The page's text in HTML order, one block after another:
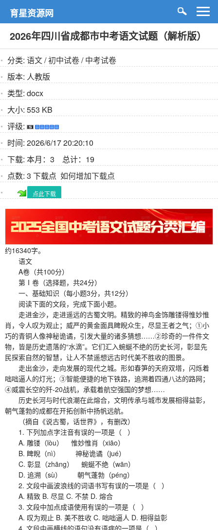
育星资源网
2026年四川省成都市中考语文试题（解析版）
分类: 语文/初中试卷/中考试卷
版本: 人教版
类型: docx
大小: 553 KB
评级:
时间: 2026/6/17 20:20:10
下载: 本月：3 总计：19
点数: 3 下载点 如何增加下载点
点此下载
约16340字。
语文
A卷（共100分）
第Ⅰ卷（选择题，共24分）
一、基础知识（每小题3分，共12分）
阅读下面的文段，完成下面小题。
走进金沙，走进遥远的古蜀文明。精致的神鸟金饰雕镂得惟妙惟
肖，令人叹为观止；威严的黄金面具睥睨众生，尽显王者之气；①小
巧的青铜人像神秘诡谲，引发大量的诸多猜想……②珍奇的一件件文
物，皆是历史遗落的“水滴”。它们汇入蜿蜒不绝的历史长河，彰显先
民探索自然的智慧，让人不禁遥想远古时代美不胜收的图景。
走出金沙，走向发展的现代之城。形如春笋的天府双塔，闪烁着
咄咄逼人的灯光；③智能便捷的地下铁路，追溯着四通八达的路网；
④威震长空的歼-20战机，承载着航空强国的梦想……
历史长河与时代浪潮在此熔合，文明传承与城市发展相得益彰，
朝气蓬勃的成都在开拓创新中扬帆远航。
（摘自《说古蜀，话世界》，有删改）
1. 下列加点字注音有误的一项是（ ）
A. 雕镂（lòu） 惟妙惟肖（xiāo）
B. 睥睨（nì） 神秘诡谲（jué）
C. 彰显（zhāng） 蜿蜒不绝（wān）
D. 追溯（sù） 朝气蓬勃（péng）
2. 文段中画波浪线的词语书写有误的一项是（ ）
A. 精致 B. 尽显 C. 不禁 D. 熔合
3. 文段中加点成语使用有误的一项是（ ）
A. 叹为观止 B. 美不胜收 C. 咄咄逼人 D. 相得益彰
4. 文段中画横线的语句没有语病的一项是（ ）